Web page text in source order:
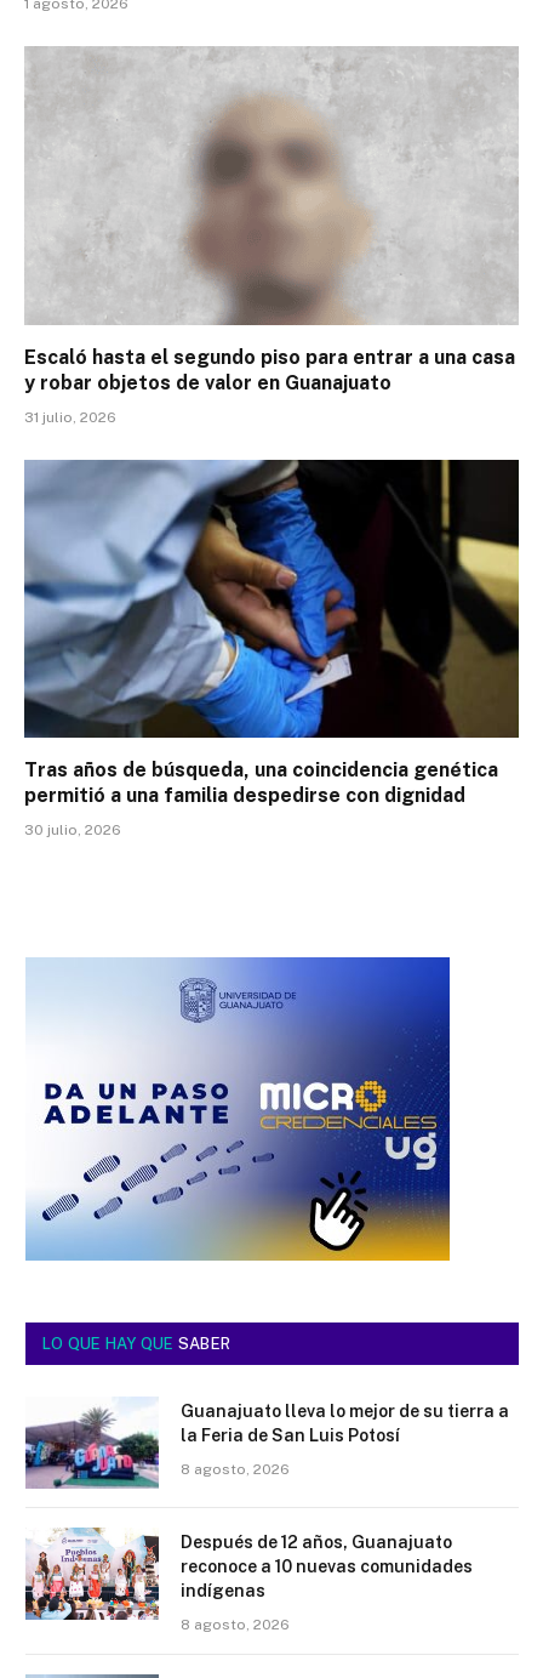
1 agosto, 2026
Escaló hasta el segundo piso para entrar a una casa
y robar objetos de valor en Guanajuato
31 julio, 2026
Tras años de búsqueda, una coincidencia genética
permitió a una familia despedirse con dignidad
30 julio, 2026
LO QUE HAY QUE SABER
Guanajuato lleva lo mejor de su tierra a
la Feria de San Luis Potosí
8 agosto, 2026
Después de 12 años, Guanajuato
reconoce a 10 nuevas comunidades
indígenas
8 agosto, 2026